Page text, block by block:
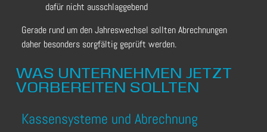
dafür nicht ausschlaggebend
Gerade rund um den Jahreswechsel sollten Abrechnungen
daher besonders sorgfältig geprüft werden.
WAS UNTERNEHMEN JETZT
VORBEREITEN SOLLTEN
Kassensysteme und Abrechnung